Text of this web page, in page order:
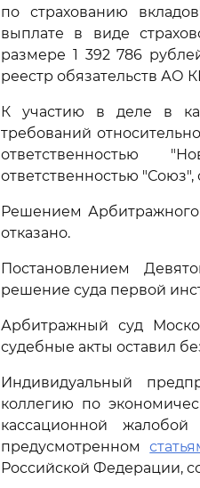
по страхованию
выплате в виде
размере 1 392 786
реестр обязательств АО
К участию в деле в
требований
ответственностью
ответственностью
Решением Арбитражного
отказано.
Постановлением
решение суда первой
Арбитражный суд
судебные акты оставил
Индивидуальный
коллегию по
кассационной
предусмотренном
Российской Федерации,